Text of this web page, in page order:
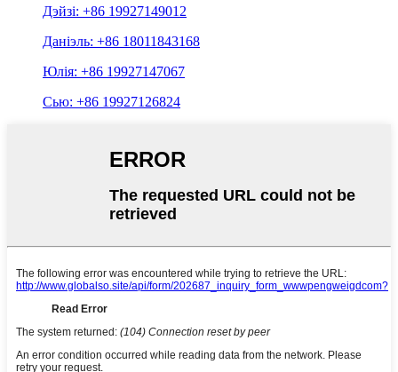
Дэйзі: +86 19927149012
Даніэль: +86 18011843168
Юлія: +86 19927147067
Сью: +86 19927126824